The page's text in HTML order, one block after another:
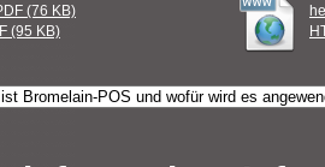
(76 KB)
(95 KB)